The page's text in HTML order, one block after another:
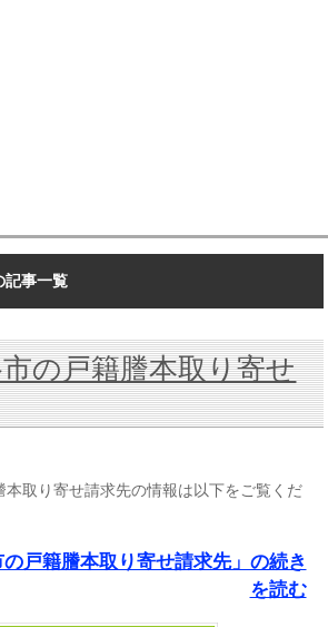
記事一覧
の戸籍謄本取り寄せ
本取り寄せ請求先の情報は以下をご覧くだ
の戸籍謄本取り寄せ請求先」の続き
を読む